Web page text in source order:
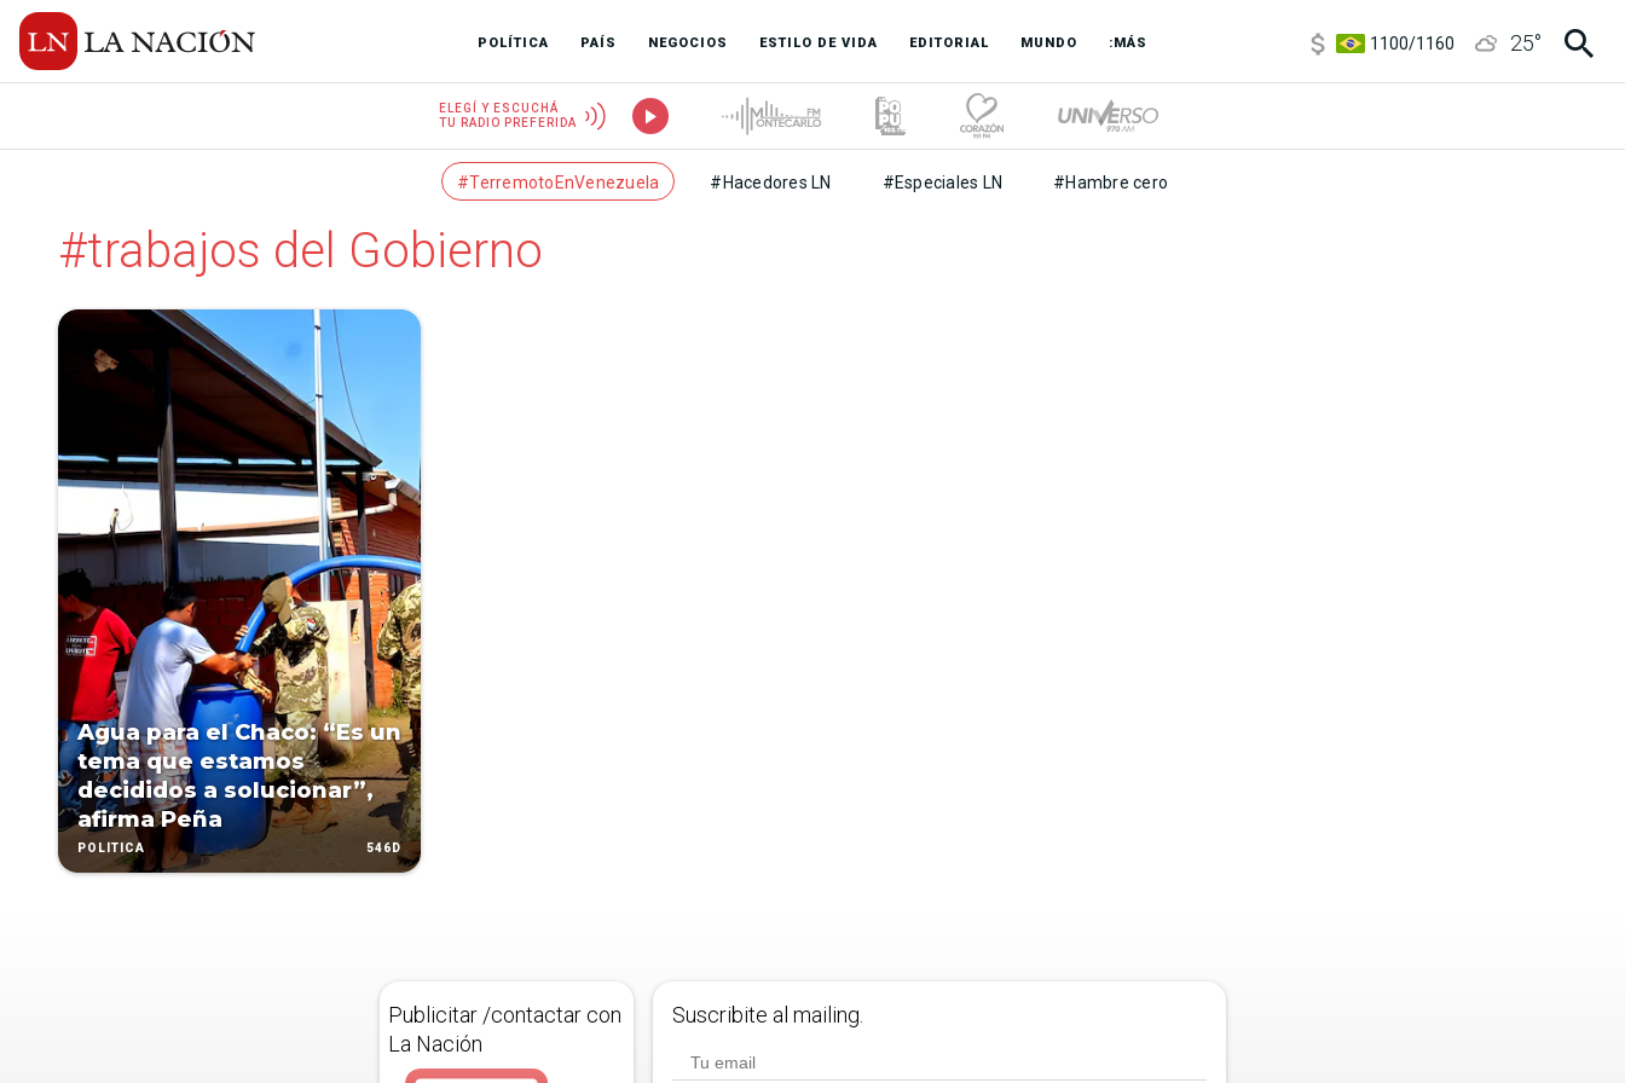
POLÍTICA PAÍS NEGOCIOS ESTILO DE VIDA EDITORIAL MUNDO :MÁS
1100/1160
25°
ELEGÍ Y ESCUCHÁ
TU RADIO PREFERIDA
#TerremotoEnVenezuela #Hacedores LN #Especiales LN #Hambre cero
#trabajos del Gobierno
Agua para el Chaco: “Es un
tema que estamos
decididos a solucionar”,
afirma Peña
POLÍTICA 546D
Publicitar /contactar con
La Nación
Suscribite al mailing.